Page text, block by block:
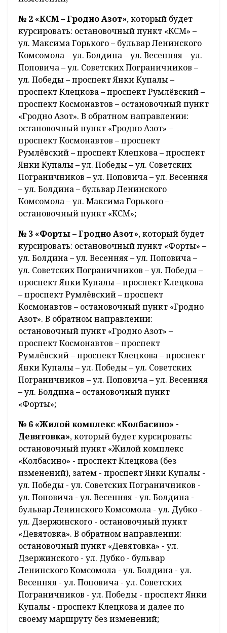
№ 2 «КСМ – Гродно Азот», который будет
курсировать: остановочный пункт «КСМ» –
ул. Максима Горького – бульвар Ленинского
Комсомола – ул. Болдина – ул. Весенняя – ул.
Поповича – ул. Советских Пограничников –
ул. Победы – проспект Янки Купалы –
проспект Клецкова – проспект Румлёвский –
проспект Космонавтов – остановочный пункт
«Гродно Азот». В обратном направлении:
остановочный пункт «Гродно Азот» –
проспект Космонавтов – проспект
Румлёвский – проспект Клецкова – проспект
Янки Купалы – ул. Победы – ул. Советских
Пограничников – ул. Поповича – ул. Весенняя
– ул. Болдина – бульвар Ленинского
Комсомола – ул. Максима Горького –
остановочный пункт «КСМ»;
№ 3 «Форты – Гродно Азот», который будет
курсировать: остановочный пункт «Форты» –
ул. Болдина – ул. Весенняя – ул. Поповича –
ул. Советских Пограничников – ул. Победы –
проспект Янки Купалы – проспект Клецкова
– проспект Румлёвский – проспект
Космонавтов – остановочный пункт «Гродно
Азот». В обратном направлении:
остановочный пункт «Гродно Азот» –
проспект Космонавтов – проспект
Румлёвский – проспект Клецкова – проспект
Янки Купалы – ул. Победы – ул. Советских
Пограничников – ул. Поповича – ул. Весенняя
– ул. Болдина – остановочный пункт
«Форты»;
№ 6 «Жилой комплекс «Колбасино» -
Девятовка», который будет курсировать:
остановочный пункт «Жилой комплекс
«Колбасино» - проспект Клецкова (без
изменений), затем - проспект Янки Купалы -
ул. Победы - ул. Советских Пограничников -
ул. Поповича - ул. Весенняя - ул. Болдина -
бульвар Ленинского Комсомола - ул. Дубко -
ул. Дзержинского - остановочный пункт
«Девятовка». В обратном направлении:
остановочный пункт «Девятовка» - ул.
Дзержинского - ул. Дубко - бульвар
Ленинского Комсомола - ул. Болдина - ул.
Весенняя - ул. Поповича - ул. Советских
Пограничников - ул. Победы - проспект Янки
Купалы - проспект Клецкова и далее по
своему маршруту без изменений;